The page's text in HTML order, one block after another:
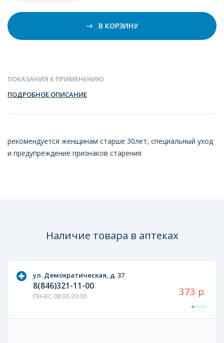
В КОРЗИНУ
ПОКАЗАНИЯ К ПРИМЕНЕНИЮ
ПОДРОБНОЕ ОПИСАНИЕ
рекомендуется женщинам старше 30лет, специальный уход
и предупреждение признаков старения
Наличие товара в аптеках
ул. Демократическая, д. 37
8(846)321-11-00
ПН-ВС 08:00-20:00 373 р.